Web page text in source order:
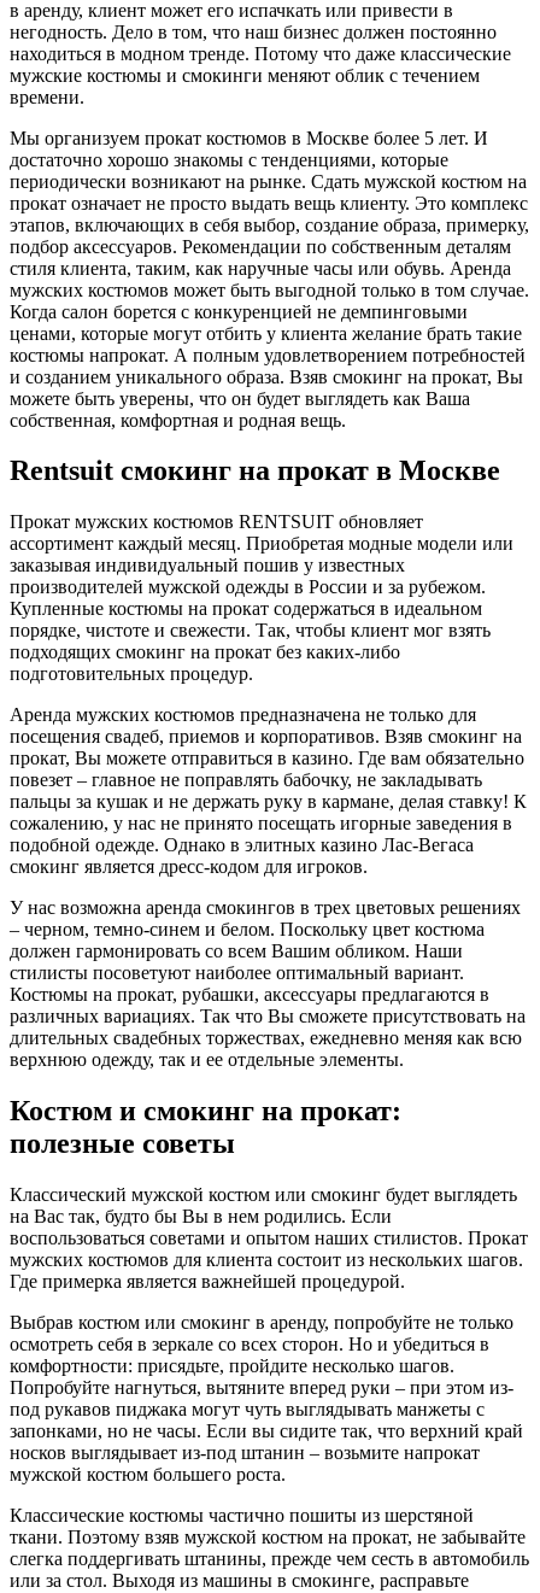
в аренду, клиент может его испачкать или привести в
негодность. Дело в том, что наш бизнес должен постоянно
находиться в модном тренде. Потому что даже классические
мужские костюмы и смокинги меняют облик с течением
времени.
Мы организуем прокат костюмов в Москве более 5 лет. И
достаточно хорошо знакомы с тенденциями, которые
периодически возникают на рынке. Сдать мужской костюм на
прокат означает не просто выдать вещь клиенту. Это комплекс
этапов, включающих в себя выбор, создание образа, примерку,
подбор аксессуаров. Рекомендации по собственным деталям
стиля клиента, таким, как наручные часы или обувь. Аренда
мужских костюмов может быть выгодной только в том случае.
Когда салон борется с конкуренцией не демпинговыми
ценами, которые могут отбить у клиента желание брать такие
костюмы напрокат. А полным удовлетворением потребностей
и созданием уникального образа. Взяв смокинг на прокат, Вы
можете быть уверены, что он будет выглядеть как Ваша
собственная, комфортная и родная вещь.
Rentsuit смокинг на прокат в Москве
Прокат мужских костюмов RENTSUIT обновляет
ассортимент каждый месяц. Приобретая модные модели или
заказывая индивидуальный пошив у известных
производителей мужской одежды в России и за рубежом.
Купленные костюмы на прокат содержаться в идеальном
порядке, чистоте и свежести. Так, чтобы клиент мог взять
подходящих смокинг на прокат без каких-либо
подготовительных процедур.
Аренда мужских костюмов предназначена не только для
посещения свадеб, приемов и корпоративов. Взяв смокинг на
прокат, Вы можете отправиться в казино. Где вам обязательно
повезет – главное не поправлять бабочку, не закладывать
пальцы за кушак и не держать руку в кармане, делая ставку! К
сожалению, у нас не принято посещать игорные заведения в
подобной одежде. Однако в элитных казино Лас-Вегаса
смокинг является дресс-кодом для игроков.
У нас возможна аренда смокингов в трех цветовых решениях
– черном, темно-синем и белом. Поскольку цвет костюма
должен гармонировать со всем Вашим обликом. Наши
стилисты посоветуют наиболее оптимальный вариант.
Костюмы на прокат, рубашки, аксессуары предлагаются в
различных вариациях. Так что Вы сможете присутствовать на
длительных свадебных торжествах, ежедневно меняя как всю
верхнюю одежду, так и ее отдельные элементы.
Костюм и смокинг на прокат:
полезные советы
Классический мужской костюм или смокинг будет выглядеть
на Вас так, будто бы Вы в нем родились. Если
воспользоваться советами и опытом наших стилистов. Прокат
мужских костюмов для клиента состоит из нескольких шагов.
Где примерка является важнейшей процедурой.
Выбрав костюм или смокинг в аренду, попробуйте не только
осмотреть себя в зеркале со всех сторон. Но и убедиться в
комфортности: присядьте, пройдите несколько шагов.
Попробуйте нагнуться, вытяните вперед руки – при этом из-
под рукавов пиджака могут чуть выглядывать манжеты с
запонками, но не часы. Если вы сидите так, что верхний край
носков выглядывает из-под штанин – возьмите напрокат
мужской костюм большего роста.
Классические костюмы частично пошиты из шерстяной
ткани. Поэтому взяв мужской костюм на прокат, не забывайте
слегка поддергивать штанины, прежде чем сесть в автомобиль
или за стол. Выходя из машины в смокинге, расправьте